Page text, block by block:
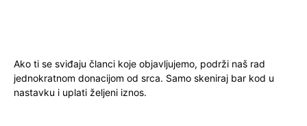
Ako ti se sviđaju članci koje objavljujemo, podrži naš rad
jednokratnom donacijom od srca. Samo skeniraj bar kod u
nastavku i uplati željeni iznos.